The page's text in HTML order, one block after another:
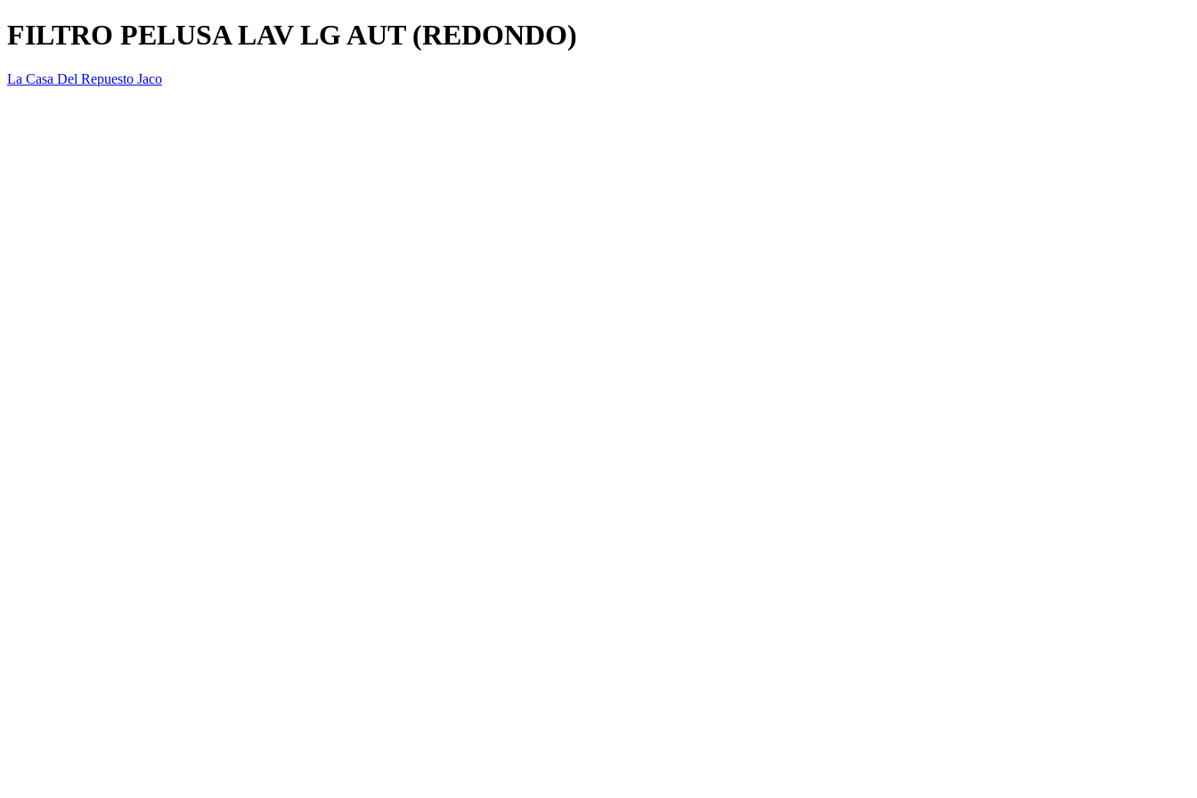
FILTRO PELUSA LAV LG AUT (REDONDO)
La Casa Del Repuesto Jaco